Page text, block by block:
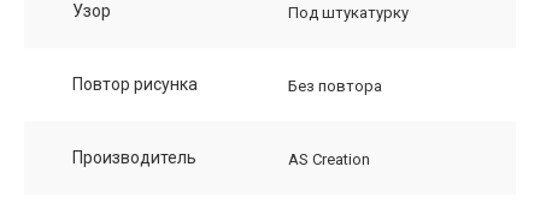
Узор Под штукатурку
Повтор рисунка Без повтора
Производитель AS Creation